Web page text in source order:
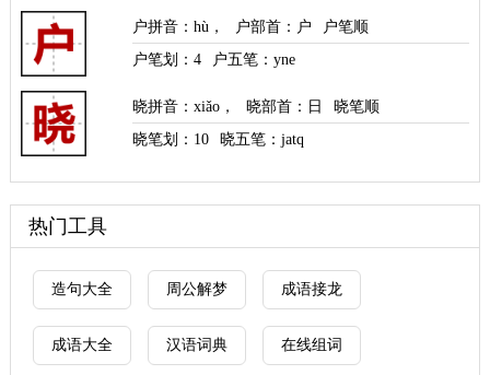
户拼音 ：hù ， 户部首 ：户
户笔顺
户笔划：4 户五笔：yne
晓拼音 ：xiǎo ， 晓部首 ：日
晓笔顺
晓笔划： 10 晓五笔：jatq
热门工具
造句大全 周公解梦 成语接龙
成语大全 汉语词典 在线组词